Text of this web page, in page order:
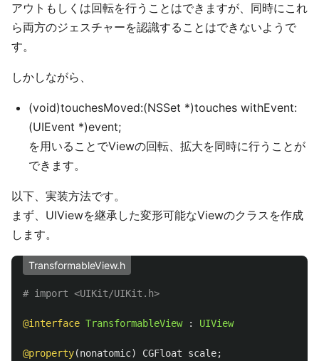
アウトもしくは回転を行うことはできますが、同時にこれ
ら両方のジェスチャーを認識することはできないようで
す。
しかしながら、
(void)touchesMoved:(NSSet *)touches withEvent:
(UIEvent *)event;
を用いることでViewの回転、拡大を同時に行うことが
できます。
以下、実装方法です。
まず、UIViewを継承した変形可能なViewのクラスを作成
します。
TransformableView.h
@interface TransformableView : UIView
@property(nonatomic) CGFloat scale;